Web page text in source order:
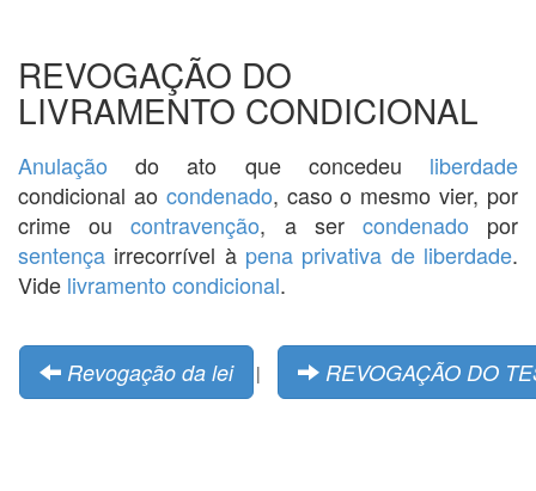
REVOGAÇÃO DO
LIVRAMENTO CONDICIONAL
Anulação do ato que concedeu liberdade
condicional ao condenado, caso o mesmo vier, por
crime oucontravenção, a ser condenado por
sentença irrecorrível à pena privativa de liberdade.
Vide livramento condicional.
Revogação da lei | REVOGAÇÃO DO